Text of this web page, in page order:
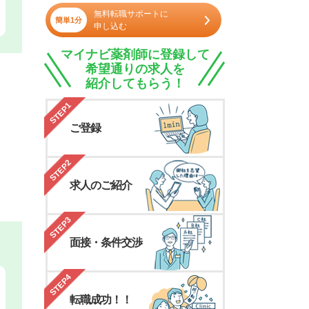
簡単1分
無料転職サポートに
申し込む
マイナビ薬剤師に登録して
希望通りの求人を
紹介してもらう！
STEP1
ご登録
STEP2
求人のご紹介
STEP3
面接・条件交渉
STEP4
転職成功！！